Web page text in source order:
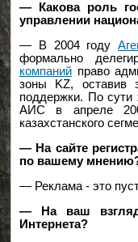
— Какова роль
управлении
— В 2004 году
формально
компаний право
зоны KZ, оставив
поддержки. По
АИС в апреле
казахстанского
— На сайте
по вашему
— Реклама - это
— На ваш взгляд,
Интернета?